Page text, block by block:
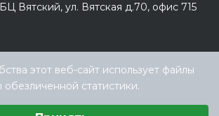
Вятский, ул. Вятская д.70, офис 715
этот веб-сайт использует файлы
статистики.